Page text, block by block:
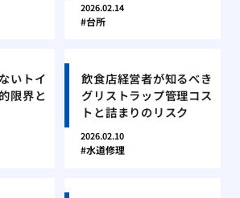
2026.02.14
台所
いトイ
限界と
飲食店経営者が知るべき
グリストラップ管理コス
トと詰まりのリスク
2026.02.10
水道修理